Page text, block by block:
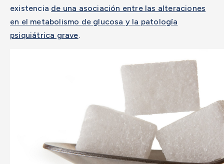
existencia de una asociación entre las alteraciones
en el metabolismo de glucosa y la patología
psiquiátrica grave.